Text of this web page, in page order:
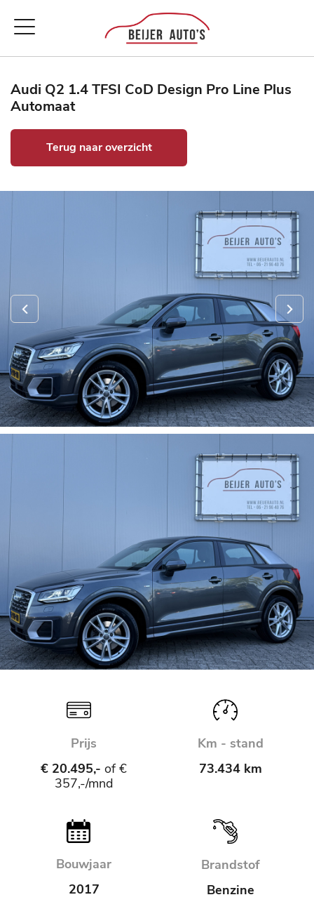
Audi Q2 1.4 TFSI CoD Design Pro Line Plus
Automaat
Terug naar overzicht
Prijs
€ 20.495,- of €
357,-/mnd
Km - stand
73.434 km
Bouwjaar
2017
Brandstof
Benzine